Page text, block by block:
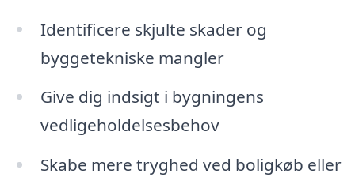
Identificere skjulte skader og
byggetekniske mangler
Give dig indsigt i bygningens
vedligeholdelsesbehov
Skabe mere tryghed ved boligkøb eller